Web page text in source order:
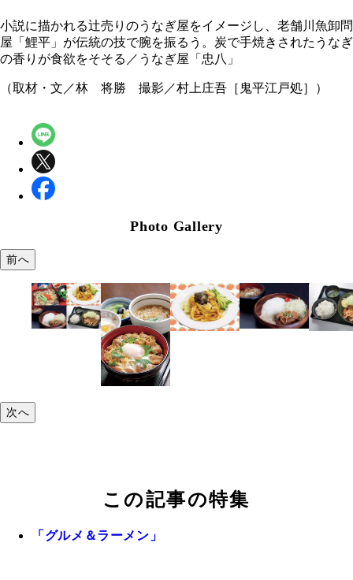
小説に描かれる辻売りのうなぎ屋をイメージし、老舗川魚卸問
屋「鯉平」が伝統の技で腕を振るう。炭で手焼きされたうなぎ
の香りが食欲をそそる／うなぎ屋「忠八」
（取材・文／林 将勝 撮影／村上庄吾［鬼平江戸処］）
Photo Gallery
前へ
次へ
この記事の特集
「グルメ＆ラーメン」